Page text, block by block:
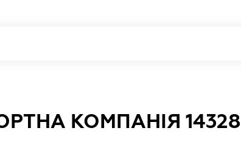
КОМПАНІЯ 14328